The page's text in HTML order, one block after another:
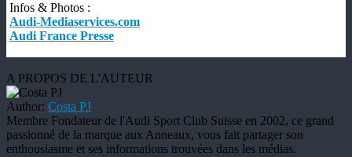
Infos & Photos :
Audi-Mediaservices.com
Audi France Presse
A PROPOS DE L'AUTEUR
Author: Costa PJ
Membre Fondateur de l'Audi Sport Club Suisse en 2002, ce grand
passionné de la marque aux Anneaux, vous fait partager son
enthousiasme et ses informations trouvées dans les médias.